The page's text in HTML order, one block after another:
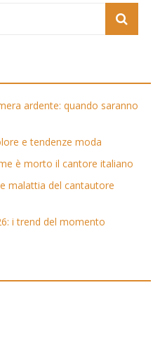
ardente: quando saranno
e tendenze moda
è morto il cantore italiano
malattia del cantautore
i trend del momento